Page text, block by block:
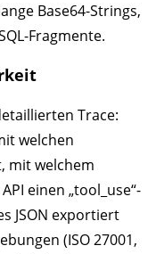
Base64-Strings,
Fragmente.
Trace:
welchen
mit welchem
einen „tool_use“-
JSON exportiert
(ISO 27001,